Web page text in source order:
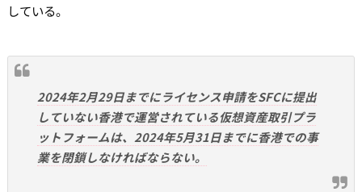
している。
2024年2月29日までにライセンス申請をSFCに提出
していない香港で運営されている仮想資産取引プラ
ットフォームは、2024年5月31日までに香港での事
業を閉鎖しなければならない。